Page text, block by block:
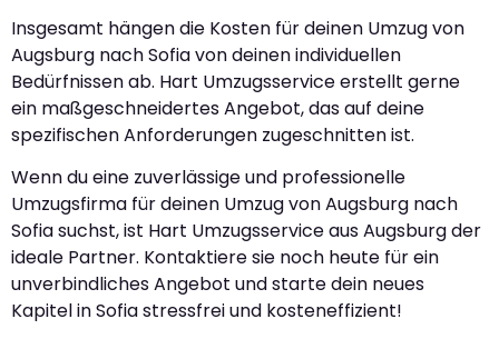
Insgesamt hängen die Kosten für deinen Umzug von
Augsburg nach Sofia von deinen individuellen
Bedürfnissen ab. Hart Umzugsservice erstellt gerne
ein maßgeschneidertes Angebot, das auf deine
spezifischen Anforderungen zugeschnitten ist.
Wenn du eine zuverlässige und professionelle
Umzugsfirma für deinen Umzug von Augsburg nach
Sofia suchst, ist Hart Umzugsservice aus Augsburg der
ideale Partner. Kontaktiere sie noch heute für ein
unverbindliches Angebot und starte dein neues
Kapitel in Sofia stressfrei und kosteneffizient!